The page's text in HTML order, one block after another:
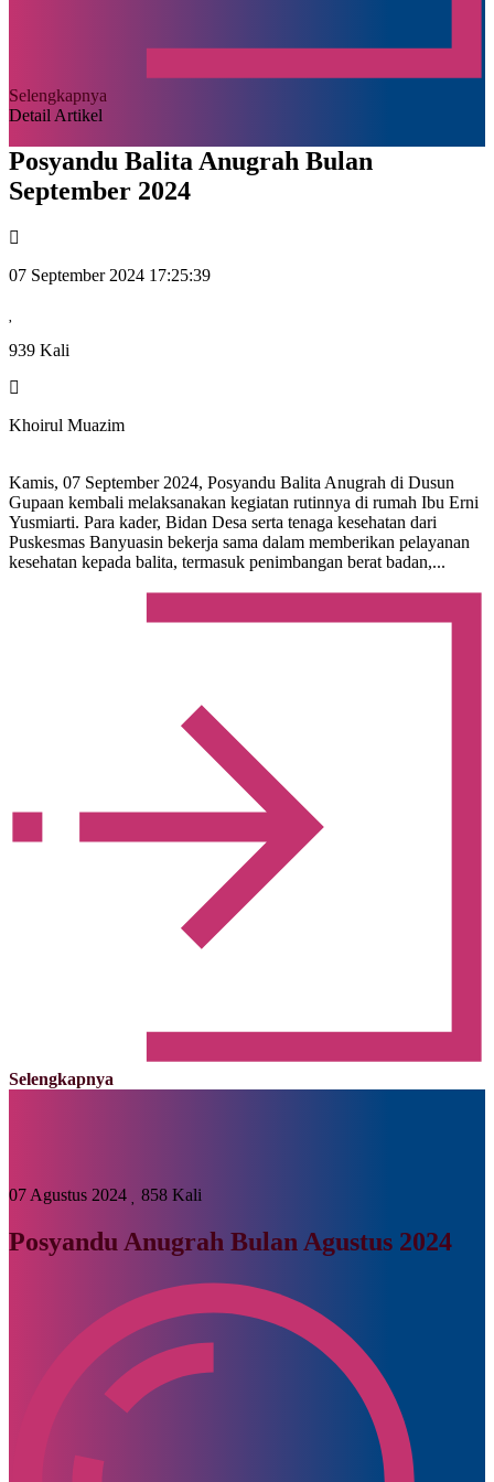
Selengkapnya
Detail Artikel
Posyandu Balita Anugrah Bulan
September 2024
07 September 2024 17:25:39
939 Kali
Khoirul Muazim
Kamis, 07 September 2024, Posyandu Balita Anugrah di Dusun
Gupaan kembali melaksanakan kegiatan rutinnya di rumah Ibu Erni
Yusmiarti. Para kader, Bidan Desa serta tenaga kesehatan dari
Puskesmas Banyuasin bekerja sama dalam memberikan pelayanan
kesehatan kepada balita, termasuk penimbangan berat badan,...
Selengkapnya
07 Agustus 2024 858 Kali
Posyandu Anugrah Bulan Agustus 2024